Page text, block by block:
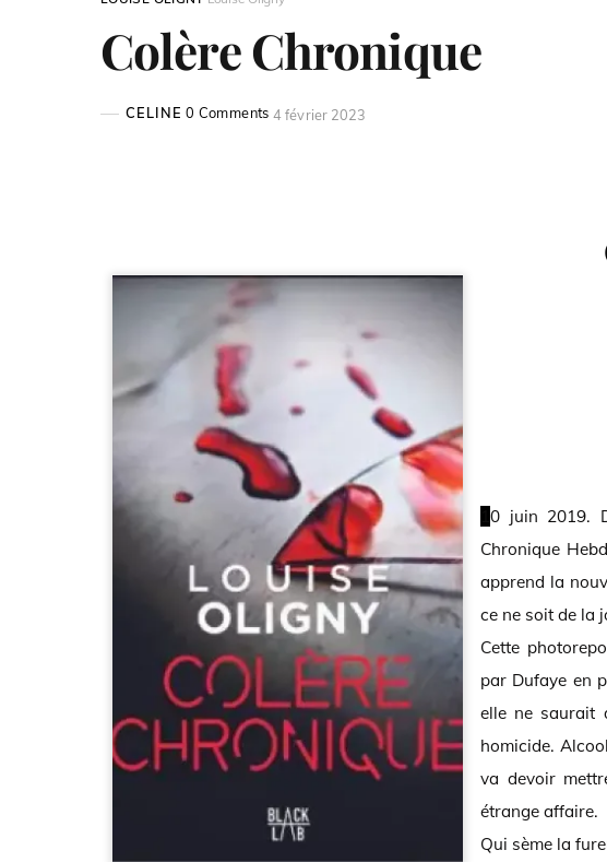
Colère Chronique
CELINE 0 Comments 4 février 2023
10 juin 2019. Dufaye, directeur de la rédaction du magazine La
Chronique
apprend la
ce ne soit de la
Cette
par Dufaye en
elle ne saurait
homicide.
va devoir
étrange affaire.
Qui sème la